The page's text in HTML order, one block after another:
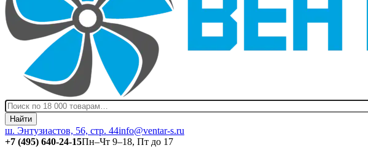
Найти
ш. Энтузиастов, 56, стр. 44info@ventar-s.ru
+7 (495) 640-24-15Пн–Чт 9–18, Пт до 17